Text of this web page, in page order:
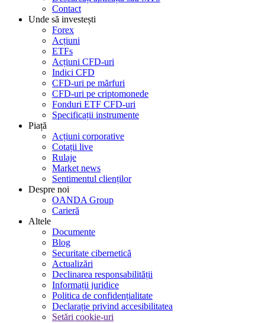
Contact
Unde să investești
Forex
Acțiuni
ETFs
Acțiuni CFD-uri
Indici CFD
CFD-uri pe mărfuri
CFD-uri pe criptomonede
Fonduri ETF CFD-uri
Specificații instrumente
Piață
Acțiuni corporative
Cotații live
Rulaje
Market news
Sentimentul clienților
Despre noi
OANDA Group
Carieră
Altele
Documente
Blog
Securitate cibernetică
Actualizări
Declinarea responsabilității
Informații juridice
Politica de confidențialitate
Declarație privind accesibilitatea
Setări cookie-uri